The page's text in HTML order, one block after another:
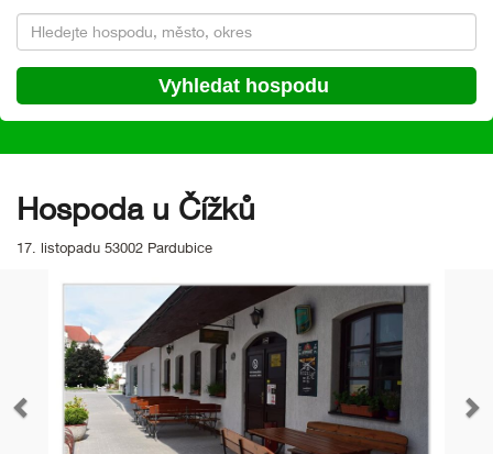
Hospoda u Čížků
17. listopadu 53002 Pardubice
Předchozí